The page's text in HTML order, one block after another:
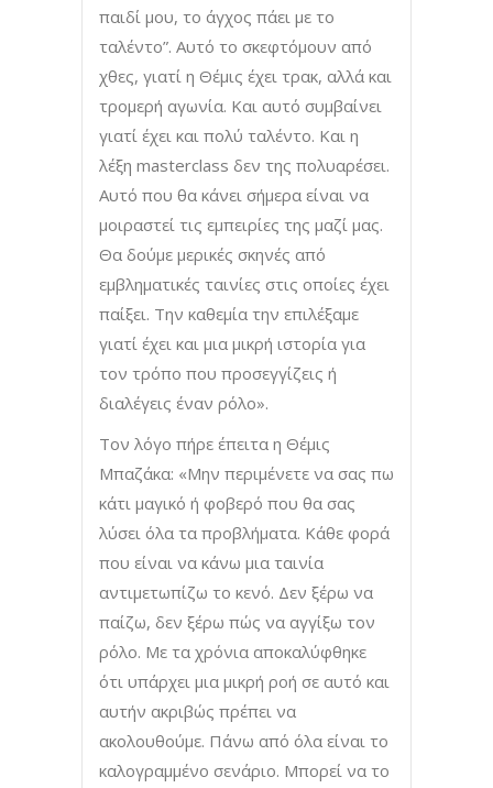
παιδί μου, το άγχος πάει με το
ταλέντο”. Αυτό το σκεφτόμουν από
χθες, γιατί η Θέμις έχει τρακ, αλλά και
τρομερή αγωνία. Και αυτό συμβαίνει
γιατί έχει και πολύ ταλέντο. Και η
λέξη masterclass δεν της πολυαρέσει.
Αυτό που θα κάνει σήμερα είναι να
μοιραστεί τις εμπειρίες της μαζί μας.
Θα δούμε μερικές σκηνές από
εμβληματικές ταινίες στις οποίες έχει
παίξει. Την καθεμία την επιλέξαμε
γιατί έχει και μια μικρή ιστορία για
τον τρόπο που προσεγγίζεις ή
διαλέγεις έναν ρόλο».
Τον λόγο πήρε έπειτα η Θέμις
Μπαζάκα: «Μην περιμένετε να σας πω
κάτι μαγικό ή φοβερό που θα σας
λύσει όλα τα προβλήματα. Κάθε φορά
που είναι να κάνω μια ταινία
αντιμετωπίζω το κενό. Δεν ξέρω να
παίζω, δεν ξέρω πώς να αγγίξω τον
ρόλο. Με τα χρόνια αποκαλύφθηκε
ότι υπάρχει μια μικρή ροή σε αυτό και
αυτήν ακριβώς πρέπει να
ακολουθούμε. Πάνω από όλα είναι το
καλογραμμένο σενάριο. Μπορεί να το